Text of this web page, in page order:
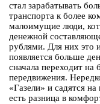
стал зарабатывать
транспорта к более
малоимущие люди,
денежной
рублями. Для них это
появляется больше
сначала переходит
передвижения.
«Газели» и садятся
есть разница в